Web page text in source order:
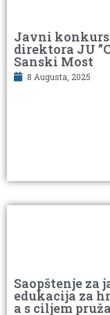
Javni konkurs
direktora JU
Sanski Most
8 Augusta, 2025
Saopštenje za
edukacija za
a s ciljem